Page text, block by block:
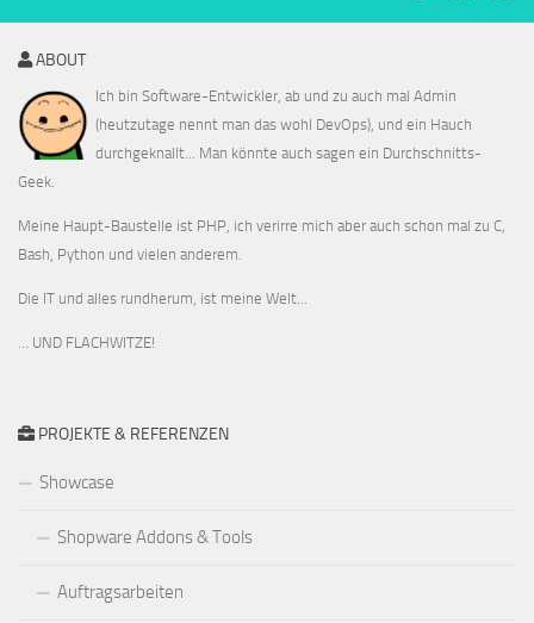
ABOUT
Ich bin Software-Entwickler, ab und zu auch mal Admin
(heutzutage nennt man das wohl DevOps), und ein Hauch
durchgeknallt... Man könnte auch sagen ein Durchschnitts-
Geek.
Meine Haupt-Baustelle ist PHP, ich verirre mich aber auch schon mal zu C,
Bash, Python und vielen anderem.
Die IT und alles rundherum, ist meine Welt...
… UND FLACHWITZE!
PROJEKTE & REFERENZEN
Showcase
Shopware Addons & Tools
Auftragsarbeiten